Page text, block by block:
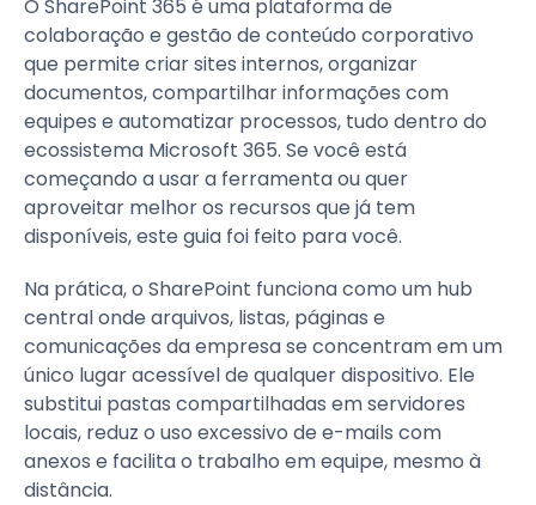
O SharePoint 365 é uma plataforma de
colaboração e gestão de conteúdo corporativo
que permite criar sites internos, organizar
documentos, compartilhar informações com
equipes e automatizar processos, tudo dentro do
ecossistema Microsoft 365. Se você está
começando a usar a ferramenta ou quer
aproveitar melhor os recursos que já tem
disponíveis, este guia foi feito para você.
Na prática, o SharePoint funciona como um hub
central onde arquivos, listas, páginas e
comunicações da empresa se concentram em um
único lugar acessível de qualquer dispositivo. Ele
substitui pastas compartilhadas em servidores
locais, reduz o uso excessivo de e-mails com
anexos e facilita o trabalho em equipe, mesmo à
distância.